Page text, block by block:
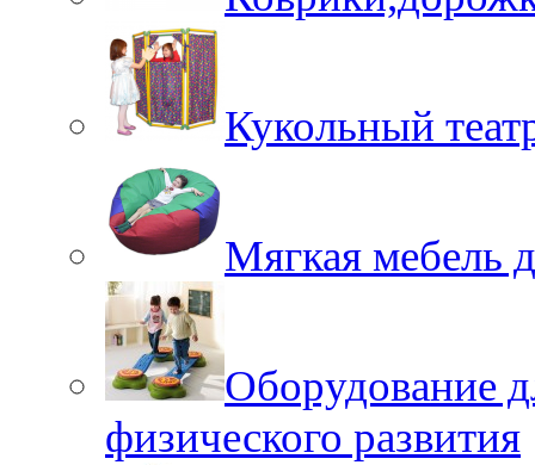
Кукольный
Мягкая мебель
Оборудование
физического развития